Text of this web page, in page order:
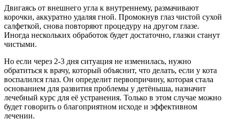
Двигаясь от внешнего угла к внутреннему, размачивают
корочки, аккуратно удаляя гной. Промокнув глаз чистой сухой
салфеткой, снова повторяют процедуру на другом глазе.
Иногда нескольких обработок будет достаточно, глазки станут
чистыми.
Но если через 2-3 дня ситуация не изменилась, нужно
обратиться к врачу, который объяснит, что делать, если у кота
воспалился глаз. Он определит первопричину, которая стала
основанием для развития проблемы у детёныша, назначит
лечебный курс для её устранения. Только в этом случае можно
будет говорить о благоприятном исходе и эффективном
лечении.